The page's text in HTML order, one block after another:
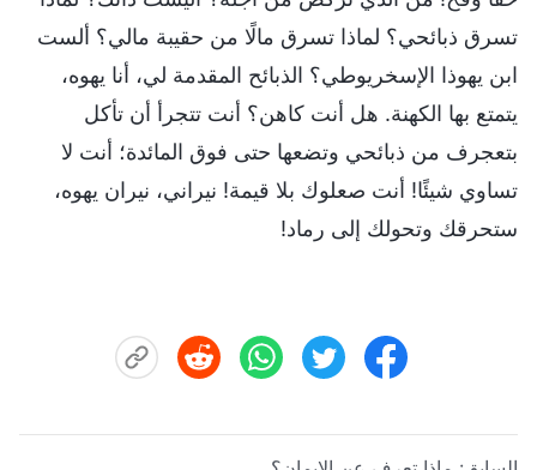
تسرق ذبائحي؟ لماذا تسرق مالًا من حقيبة مالي؟ ألست
ابن يهوذا الإسخريوطي؟ الذبائح المقدمة لي، أنا يهوه،
يتمتع بها الكهنة. هل أنت كاهن؟ أنت تتجرأ أن تأكل
بتعجرف من ذبائحي وتضعها حتى فوق المائدة؛ أنت لا
تساوي شيئًا! أنت صعلوك بلا قيمة! نيراني، نيران يهوه،
ستحرقك وتحولك إلى رماد!